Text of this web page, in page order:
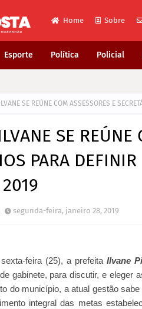
Home Sobre
Esporte Política Policial
SE REÚNE COM ASSESSORES E
SE REÚNE
PARA
segunda-feira, janeiro 28, 2019
feira (25), a prefeita Ilvane
gabinete, para discutir, e eleger
do município, a atual gestão
integral das metas